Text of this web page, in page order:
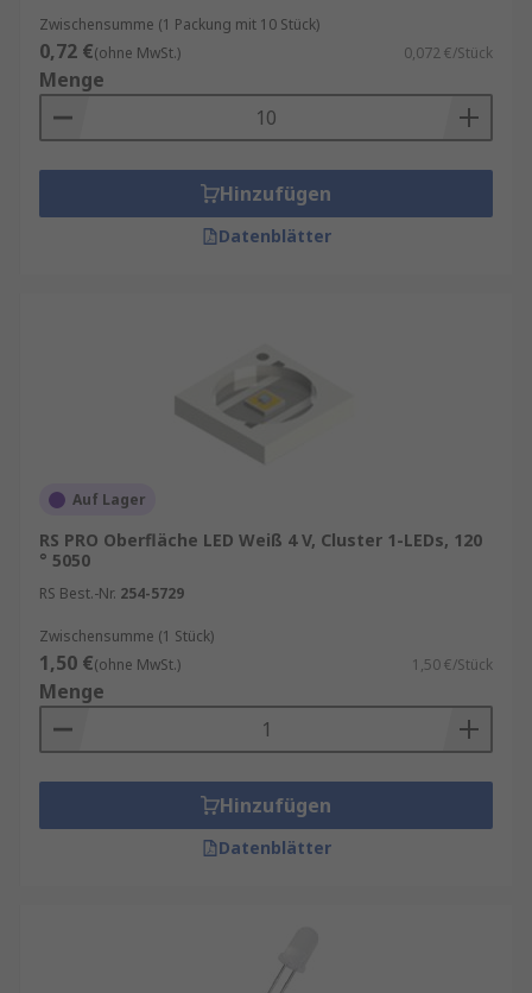
Zwischensumme (1 Packung mit 10 Stück)
0,72 €(ohne MwSt.) 0,072 €/Stück
Menge
Hinzufügen
Datenblätter
Auf Lager
RS PRO Oberfläche LED Weiß 4 V, Cluster 1-LEDs, 120
° 5050
RS Best.-Nr. 254-5729
Zwischensumme (1 Stück)
1,50 €(ohne MwSt.) 1,50 €/Stück
Menge
Hinzufügen
Datenblätter